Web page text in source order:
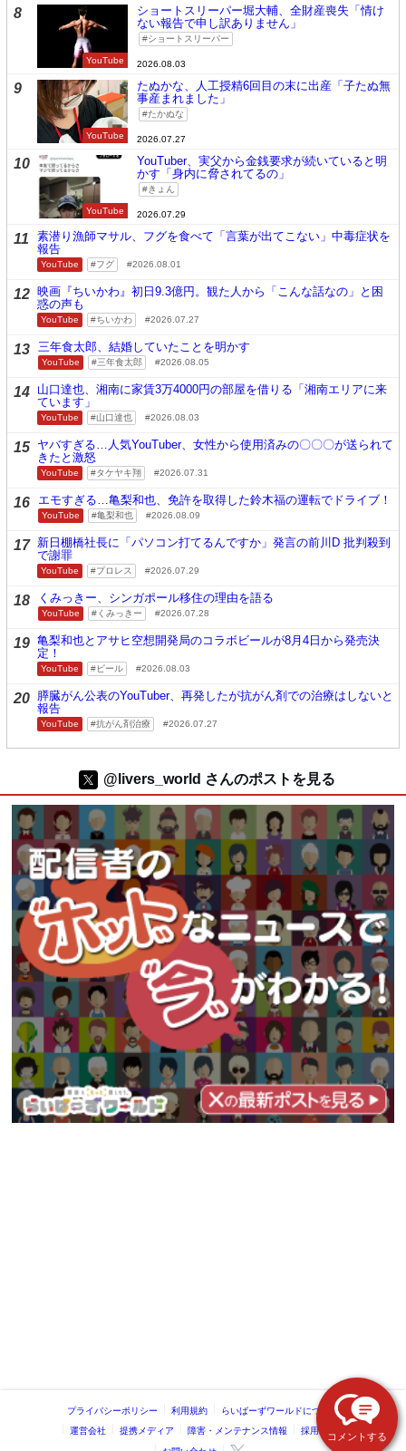
コメントする
8
YouTube
ショートスリーパー堀大輔、全財産喪失「情け
ない報告で申し訳ありません」
ショートスリーパー
2026.08.03
9
YouTube
たぬかな、人工授精6回目の末に出産「子たぬ無
事産まれました」
たかぬな
2026.07.27
10
YouTube
YouTuber、実父から金銭要求が続いていると明
かす「身内に脅されてるの」
きょん
2026.07.29
11
素潜り漁師マサル、フグを食べて「言葉が出てこない」中毒症状を
報告
YouTube フグ 2026.08.01
12 映画『ちいかわ』初日9.3億円。観た人から「こんな話なの」と困
惑の声も
YouTube ちいかわ 2026.07.27
13 三年食太郎、結婚していたことを明かす
YouTube 三年食太郎 2026.08.05
14 山口達也、湘南に家賃3万4000円の部屋を借りる「湘南エリアに来
ています」
YouTube 山口達也 2026.08.03
15 ヤバすぎる…人気YouTuber、女性から使用済みの〇〇〇が送られて
きたと激怒
YouTube タケヤキ翔 2026.07.31
16 エモすぎる…亀梨和也、免許を取得した鈴木福の運転でドライブ！
YouTube 亀梨和也 2026.08.09
17 新日棚橋社長に「パソコン打てるんですか」発言の前川D 批判殺到
で謝罪
YouTube プロレス 2026.07.29
18 くみっきー、シンガポール移住の理由を語る
YouTube くみっきー 2026.07.28
19 亀梨和也とアサヒ空想開発局のコラボビールが8月4日から発売決
定！
YouTube ビール 2026.08.03
20 膵臓がん公表のYouTuber、再発したが抗がん剤での治療はしないと
報告
YouTube 抗がん剤治療 2026.07.27
@livers_world さんのポストを見る
プライバシーポリシー 利用規約 らいばーずワールドについて
運営会社 提携メディア 障害・メンテナンス情報 採用情報